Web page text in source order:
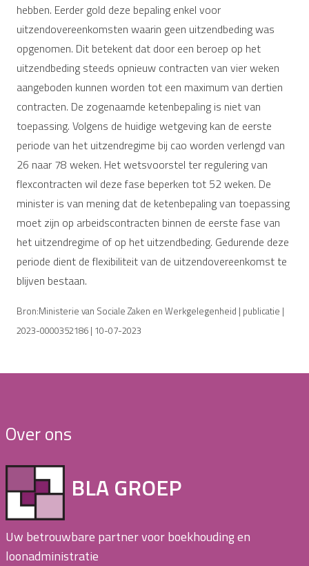
hebben. Eerder gold deze bepaling enkel voor
uitzendovereenkomsten waarin geen uitzendbeding was
opgenomen. Dit betekent dat door een beroep op het
uitzendbeding steeds opnieuw contracten van vier weken
aangeboden kunnen worden tot een maximum van dertien
contracten. De zogenaamde ketenbepaling is niet van
toepassing. Volgens de huidige wetgeving kan de eerste
periode van het uitzendregime bij cao worden verlengd van
26 naar 78 weken. Het wetsvoorstel ter regulering van
flexcontracten wil deze fase beperken tot 52 weken. De
minister is van mening dat de ketenbepaling van toepassing
moet zijn op arbeidscontracten binnen de eerste fase van
het uitzendregime of op het uitzendbeding. Gedurende deze
periode dient de flexibiliteit van de uitzendovereenkomst te
blijven bestaan.
Bron:Ministerie van Sociale Zaken en Werkgelegenheid | publicatie |
2023-0000352186 | 10-07-2023
Over ons
BLA GROEP
Uw betrouwbare partner voor boekhouding en
loonadministratie